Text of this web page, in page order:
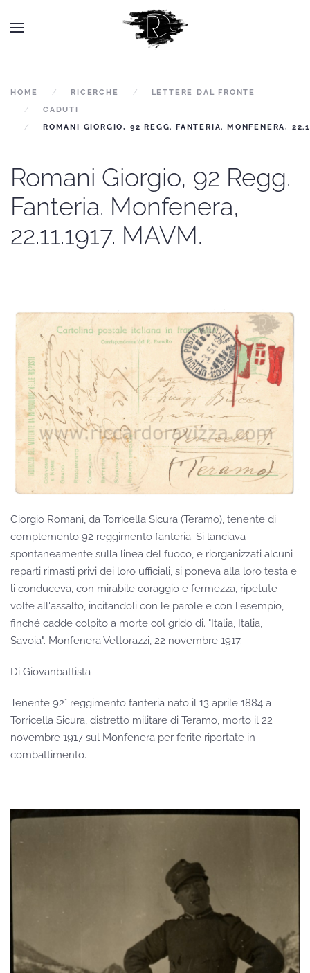
HOME RICERCHE
LETTERE DAL FRONTE
CADUTI
ROMANI GIORGIO, 92 REGG. FANTERIA. MONFENERA,
Romani Giorgio, 92 Regg.
Fanteria. Monfenera,
22.11.1917. MAVM.
Giorgio Romani, da Torricella Sicura (Teramo), tenente di
complemento 92 reggimento fanteria. Si lanciava
spontaneamente sulla linea del fuoco, e riorganizzati alcuni
reparti rimasti privi dei loro ufficiali, si poneva alla loro testa e
li conduceva, con mirabile coraggio e fermezza, ripetute
volte all'assalto, incitandoli con le parole e con l'esempio,
finché cadde colpito a morte col grido di. "Italia, Italia,
Savoia". Monfenera Vettorazzi, 22 novembre 1917.
Di Giovanbattista
Tenente 92° reggimento fanteria nato il 13 aprile 1884 a
Torricella Sicura, distretto militare di Teramo, morto il 22
novembre 1917 sul Monfenera per ferite riportate in
combattimento.